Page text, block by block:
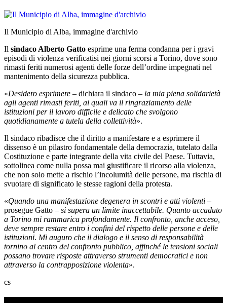
Il Municipio di Alba, immagine d'archivio
Il sindaco Alberto Gatto esprime una ferma condanna per i gravi
episodi di violenza verificatisi nei giorni scorsi a Torino, dove sono
rimasti feriti numerosi agenti delle forze dell’ordine impegnati nel
mantenimento della sicurezza pubblica.
«Desidero esprimere – dichiara il sindaco – la mia piena solidarietà
agli agenti rimasti feriti, ai quali va il ringraziamento delle
istituzioni per il lavoro difficile e delicato che svolgono
quotidianamente a tutela della collettività».
Il sindaco ribadisce che il diritto a manifestare e a esprimere il
dissenso è un pilastro fondamentale della democrazia, tutelato dalla
Costituzione e parte integrante della vita civile del Paese. Tuttavia,
sottolinea come nulla possa mai giustificare il ricorso alla violenza,
che non solo mette a rischio l’incolumità delle persone, ma rischia di
svuotare di significato le stesse ragioni della protesta.
«Quando una manifestazione degenera in scontri e atti violenti –
prosegue Gatto – si supera un limite inaccettabile. Quanto accaduto
a Torino mi rammarica profondamente. Il confronto, anche acceso,
deve sempre restare entro i confini del rispetto delle persone e delle
istituzioni. Mi auguro che il dialogo e il senso di responsabilità
tornino al centro del confronto pubblico, affinché le tensioni sociali
possano trovare risposte attraverso strumenti democratici e non
attraverso la contrapposizione violenta».
cs